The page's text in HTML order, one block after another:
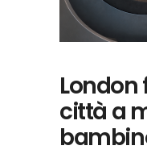
London
città a